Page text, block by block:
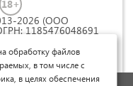
2026 (ООО
1185476048691
4.0
обработку файлов
в том числе с
в целях обеспечения